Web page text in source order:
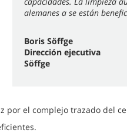
alemanes a se están
Boris Söffge
Dirección ejecutiva
Söffge
el complejo trazado del